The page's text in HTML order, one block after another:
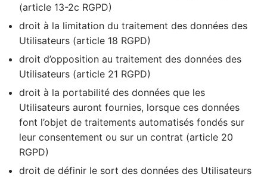
(article 13-2c RGPD)
droit à la limitation du traitement des données des
Utilisateurs (article 18 RGPD)
droit d’opposition au traitement des données des
Utilisateurs (article 21 RGPD)
droit à la portabilité des données que les
Utilisateurs auront fournies, lorsque ces données
font l’objet de traitements automatisés fondés sur
leur consentement ou sur un contrat (article 20
RGPD)
droit de définir le sort des données des Utilisateurs